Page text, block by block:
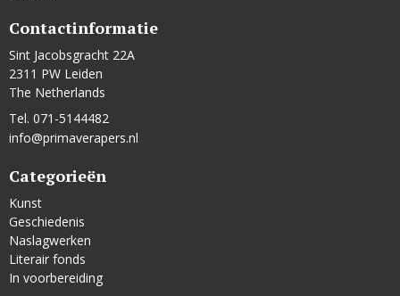
Contactinformatie
Sint Jacobsgracht 22A
2311 PW Leiden
The Netherlands
Tel. 071-5144482
info@primaverapers.nl
Categorieën
Kunst
Geschiedenis
Naslagwerken
Literair fonds
In voorbereiding